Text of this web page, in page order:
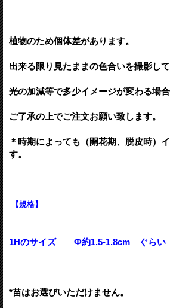
植物のため個体差があります。
出来る限り見たままの色合いを撮影して
光の加減等で多少イメージが変わる場
ご了承の上でご注文お願い致します。
＊時期によっても（開花期、脱皮時）
す。
【規格】
1Hのサイズ Ф約1.5-1.8cm ぐらい
*苗はお選びいただけません。